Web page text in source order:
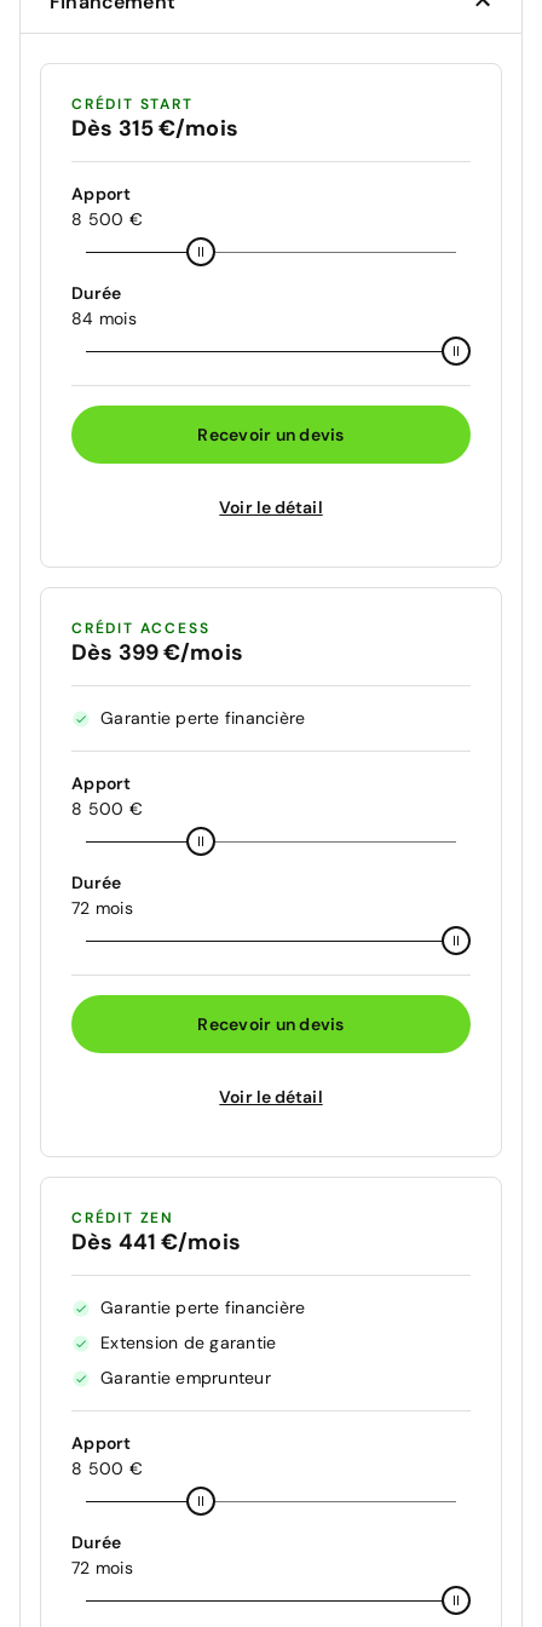
CRÉDIT START
Dès 315 €/mois
Apport
8 500 €
Durée
84 mois
Recevoir un devis
Voir le détail
CRÉDIT ACCESS
Dès 399 €/mois
Garantie perte financière
Apport
8 500 €
Durée
72 mois
Recevoir un devis
Voir le détail
CRÉDIT ZEN
Dès 441 €/mois
Garantie perte financière
Extension de garantie
Garantie emprunteur
Apport
8 500 €
Durée
72 mois